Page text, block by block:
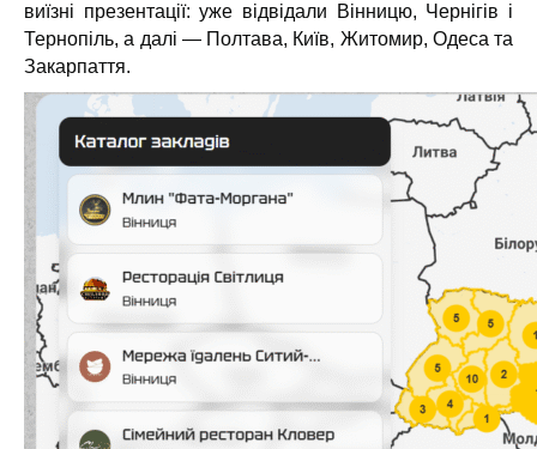
виїзні презентації: уже відвідали Вінницю, Чернігів і
Тернопіль, а далі — Полтава, Київ, Житомир, Одеса та
Закарпаття.